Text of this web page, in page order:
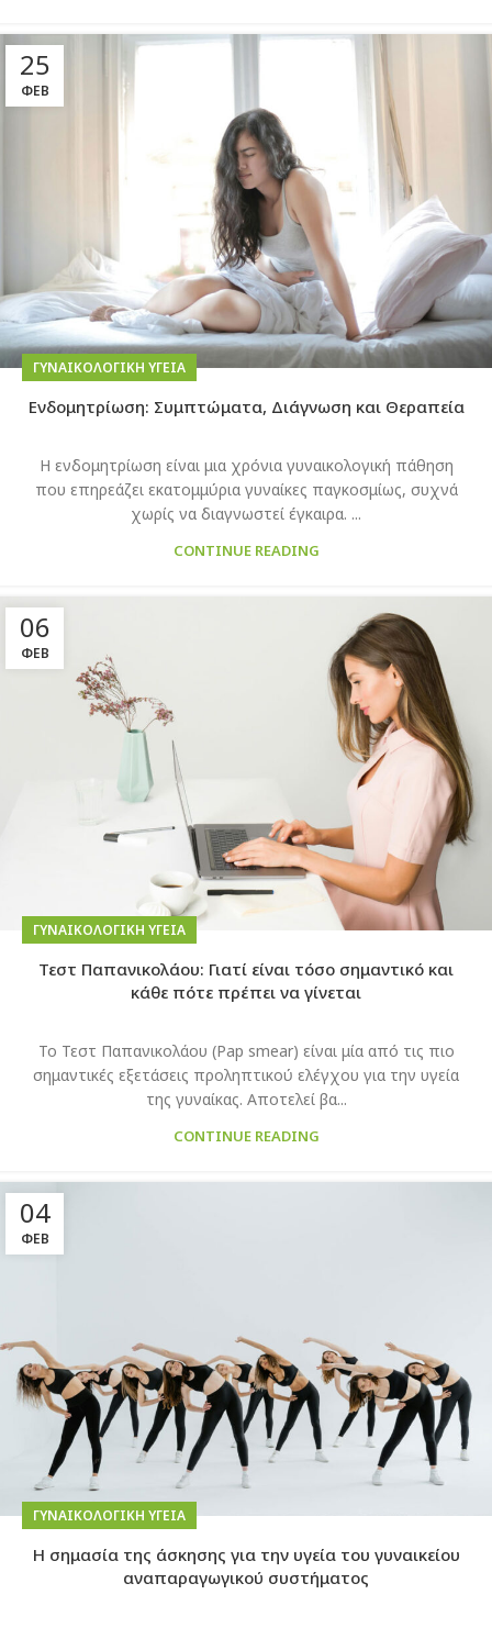
25
ΦΕΒ
ΓΥΝΑΙΚΟΛΟΓΙΚΉ ΥΓΕΊΑ
Ενδομητρίωση: Συμπτώματα, Διάγνωση και Θεραπεία
Η ενδομητρίωση είναι μια χρόνια γυναικολογική πάθηση
που επηρεάζει εκατομμύρια γυναίκες παγκοσμίως, συχνά
χωρίς να διαγνωστεί έγκαιρα. ...
CONTINUE READING
06
ΦΕΒ
ΓΥΝΑΙΚΟΛΟΓΙΚΉ ΥΓΕΊΑ
Τεστ Παπανικολάου: Γιατί είναι τόσο σημαντικό και
κάθε πότε πρέπει να γίνεται
Το Τεστ Παπανικολάου (Pap smear) είναι μία από τις πιο
σημαντικές εξετάσεις προληπτικού ελέγχου για την υγεία
της γυναίκας. Αποτελεί βα...
CONTINUE READING
04
ΦΕΒ
ΓΥΝΑΙΚΟΛΟΓΙΚΉ ΥΓΕΊΑ
Η σημασία της άσκησης για την υγεία του γυναικείου
αναπαραγωγικού συστήματος